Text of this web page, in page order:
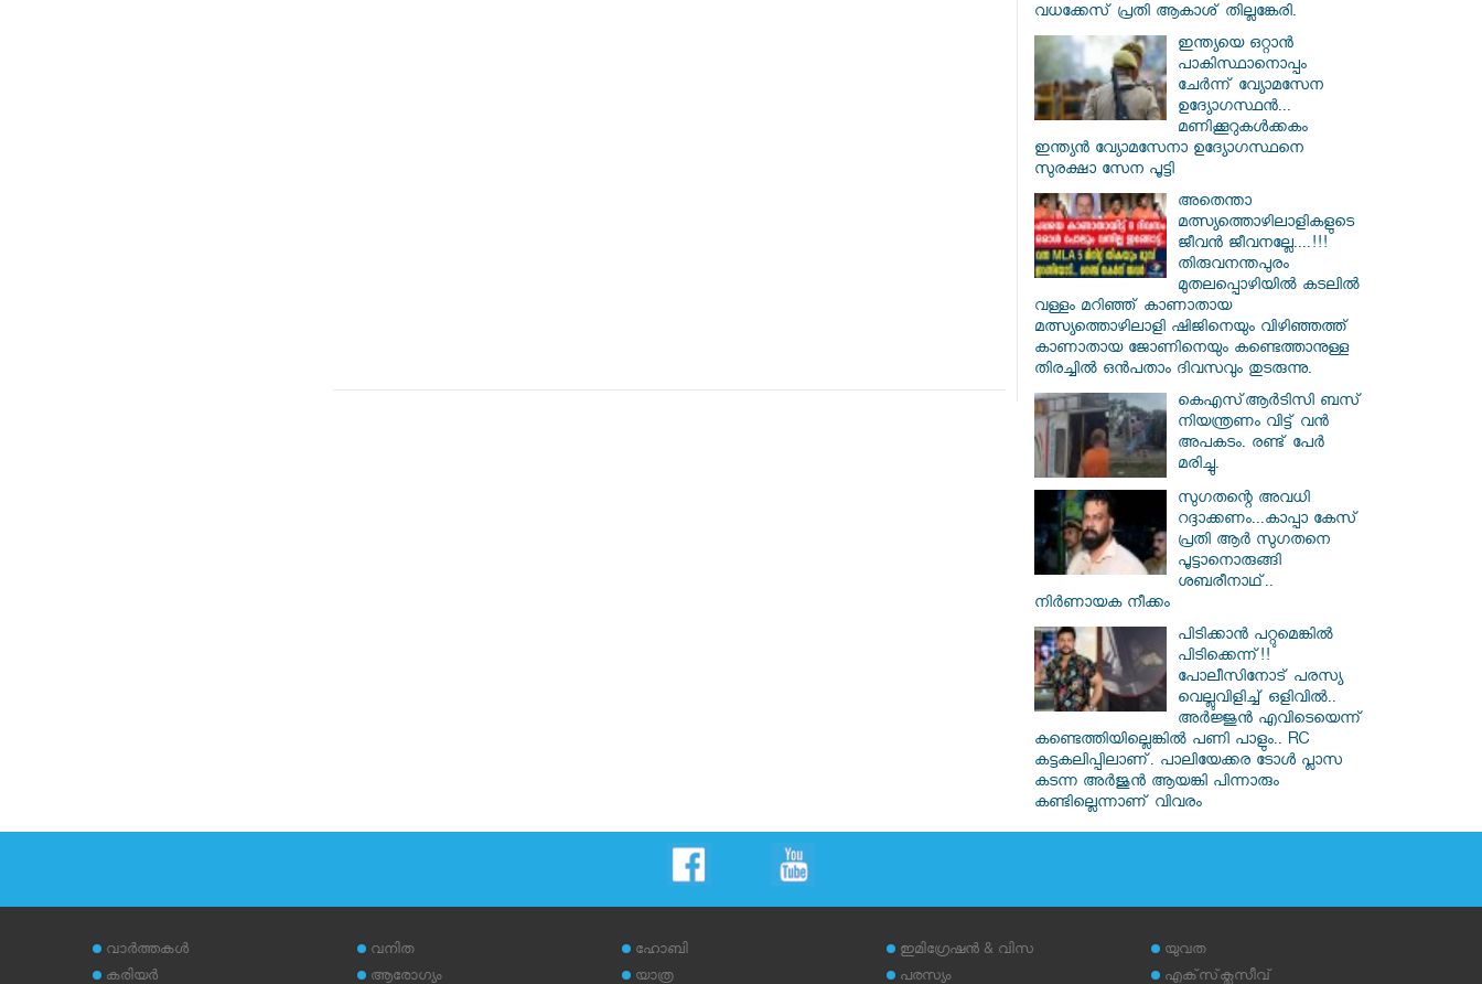
വധക്കേസ് പ്രതി ആകാശ് തില്ലങ്കേരി.
ഇന്ത്യയെ ഒറ്റാൻ
പാകിസ്ഥാനൊപ്പം
ചേർന്ന് വ്യോമസേന
ഉദ്യോ​ഗസ്ഥൻ...
മണിക്കൂറുകൾക്കകം
ഇന്ത്യൻ വ്യോമസേനാ ഉദ്യോഗസ്ഥനെ
സുരക്ഷാ സേന പൂട്ടി
അതെന്താ
മത്സ്യത്തൊഴിലാളികളുടെ
ജീവൻ ജീവനല്ലേ....!!!
തിരുവനന്തപുരം
മുതലപ്പൊഴിയില്‍ കടലില്‍
വള്ളം മറിഞ്ഞ് കാണാതായ
മത്സ്യത്തൊഴിലാളി ഷിജിനെയും വിഴിഞ്ഞത്ത്
കാണാതായ ജോണിനെയും കണ്ടെത്താനുള്ള
തിരച്ചില്‍ ഒന്‍പതാം ദിവസവും തുടരുന്നു.
കെഎസ്ആര്‍ടിസി ബസ്
നിയന്ത്രണം വിട്ട് വൻ
അപകടം. രണ്ട് പേർ
മരിച്ചു.
സു​ഗതന്റെ അവധി
റദ്ദാക്കണം...കാപ്പാ കേസ്
പ്രതി ആർ സു​ഗതനെ
പൂട്ടാനൊരുങ്ങി
ശബരീനാഥ്..
നിർണായക നീക്കം
പിടിക്കാൻ പറ്റുമെങ്കിൽ
പിടിക്കെന്ന്!!
പോലീസിനോട് പരസ്യ
വെല്ലുവിളിച്ച് ഒളിവിൽ..
അർജ്ജുൻ എവിടെയെന്ന്
കണ്ടെത്തിയില്ലെങ്കിൽ പണി പാളും.. RC
കട്ടകലിപ്പിലാണ്. പാലിയേക്കര ടോൾ പ്ലാസ
കടന്ന അർജുൻ ആയങ്കി പിന്നാരും
കണ്ടില്ലെന്നാണ് വിവരം
വാര്‍ത്തകള്‍
കരിയര്‍
വനിത
ആരോഗ്യം
ഹോബി
യാത്ര
ഇമിഗ്രേഷന്‍ & വിസ
പരസ്യം
യുവത
എക്‌സ്‌ക്ലൂസീവ്